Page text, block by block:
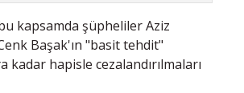
kapsamda şüpheliler Aziz
Cenk Başak'ın "basit tehdit"
kadar hapisle cezalandırılmaları